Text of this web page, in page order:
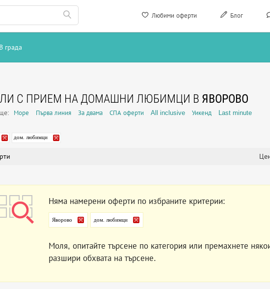
Любими оферти Блог
В града
С ПРИЕМ НА ДОМАШНИ ЛЮБИМЦИ В ЯВОРОВО
Море Първа линия За двама СПА оферти All inclusive Уикенд Last minute
дом. любимци
Няма намерени оферти по избраните критерии:
Яворово дом. любимци
Моля, опитайте търсене по категория или премахнете
разшири обхвата на търсене.